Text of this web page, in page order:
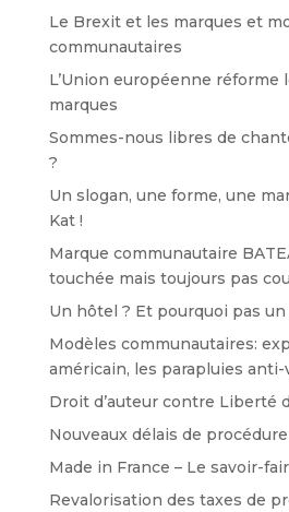
Le Brexit et les marques et
communautaires
L’Union européenne réforme
marques
Sommes-nous libres de
?
Un slogan, une forme, une
Kat !
Marque communautaire
touchée mais toujours pas
Un hôtel ? Et pourquoi pas un
Modèles communautaires:
américain, les parapluies
Droit d’auteur contre Liberté
Nouveaux délais de
Made in France – Le savoir-
Revalorisation des taxes de